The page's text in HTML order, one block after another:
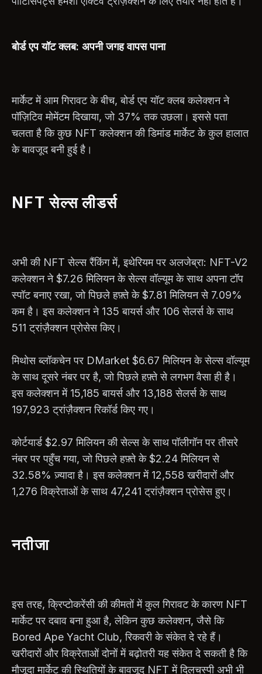
बोर्ड एप यॉट क्लब: अपनी जगह वापस पाना
मार्केट में आम गिरावट के बीच, बोर्ड एप यॉट क्लब कलेक्शन ने
पॉज़िटिव मोमेंटम दिखाया, जो 37% तक उछला। इससे पता
चलता है कि कुछ NFT कलेक्शन की डिमांड मार्केट के कुल हालात
के बावजूद बनी हुई है।
NFT सेल्स लीडर्स
अभी की NFT सेल्स रैंकिंग में, इथेरियम पर अलजेब्रा: NFT-V2
कलेक्शन ने $7.26 मिलियन के सेल्स वॉल्यूम के साथ अपना टॉप
स्पॉट बनाए रखा, जो पिछले हफ़्ते के $7.81 मिलियन से 7.09%
कम है। इस कलेक्शन ने 135 बायर्स और 106 सेलर्स के साथ
511 ट्रांज़ैक्शन प्रोसेस किए।
मिथोस ब्लॉकचेन पर DMarket $6.67 मिलियन के सेल्स वॉल्यूम
के साथ दूसरे नंबर पर है, जो पिछले हफ़्ते से लगभग वैसा ही है।
इस कलेक्शन में 15,185 बायर्स और 13,188 सेलर्स के साथ
197,923 ट्रांज़ैक्शन रिकॉर्ड किए गए।
कोर्टयार्ड $2.97 मिलियन की सेल्स के साथ पॉलीगॉन पर तीसरे
नंबर पर पहुँच गया, जो पिछले हफ़्ते के $2.24 मिलियन से
32.58% ज़्यादा है। इस कलेक्शन में 12,558 खरीदारों और
1,276 विक्रेताओं के साथ 47,241 ट्रांज़ैक्शन प्रोसेस हुए।
नतीजा
इस तरह, क्रिप्टोकरेंसी की कीमतों में कुल गिरावट के कारण NFT
मार्केट पर दबाव बना हुआ है, लेकिन कुछ कलेक्शन, जैसे कि
Bored Ape Yacht Club, रिकवरी के संकेत दे रहे हैं।
खरीदारों और विक्रेताओं दोनों में बढ़ोतरी यह संकेत दे सकती है कि
मौजूदा मार्केट की स्थितियों के बावजूद NFT में दिलचस्पी अभी भी